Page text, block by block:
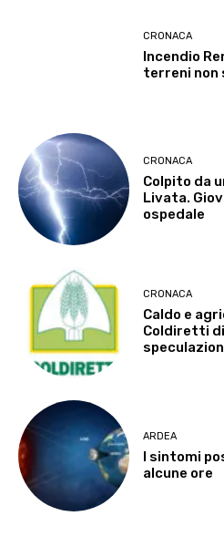
CRONACA
Incendio
terreni non
CRONACA
Colpito da
Livata.
ospedale
CRONACA
Caldo e
Coldiretti
ARDEA
I sintomi
alcune ore